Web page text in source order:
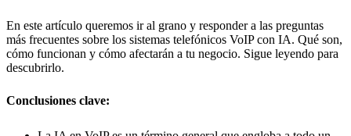
En este artículo queremos ir al grano y responder a las preguntas
más frecuentes sobre los sistemas telefónicos VoIP con IA. Qué son,
cómo funcionan y cómo afectarán a tu negocio. Sigue leyendo para
descubrirlo.
Conclusiones clave: